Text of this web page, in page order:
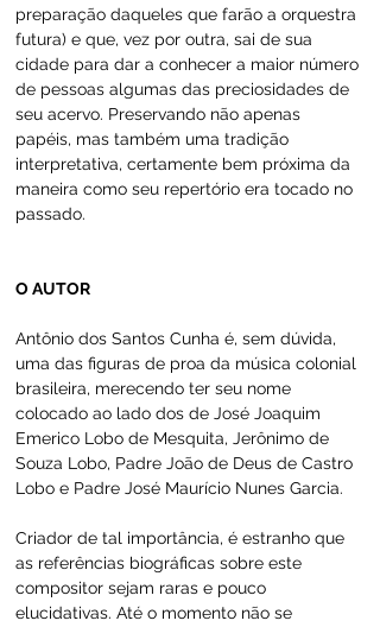
preparação daqueles que farão a orquestra
futura) e que, vez por outra, sai de sua
cidade para dar a conhecer a maior número
de pessoas algumas das preciosidades de
seu acervo. Preservando não apenas
papéis, mas também uma tradição
interpretativa, certamente bem próxima da
maneira como seu repertório era tocado no
passado.
O AUTOR
Antônio dos Santos Cunha é, sem dúvida,
uma das figuras de proa da música colonial
brasileira, merecendo ter seu nome
colocado ao lado dos de José Joaquim
Emerico Lobo de Mesquita, Jerônimo de
Souza Lobo, Padre João de Deus de Castro
Lobo e Padre José Maurício Nunes Garcia.
Criador de tal importância, é estranho que
as referências biográficas sobre este
compositor sejam raras e pouco
elucidativas. Até o momento não se